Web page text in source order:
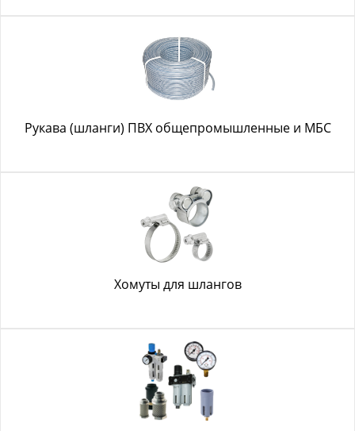
Рукава (шланги) ПВХ общепромышленные и МБС
Хомуты для шлангов